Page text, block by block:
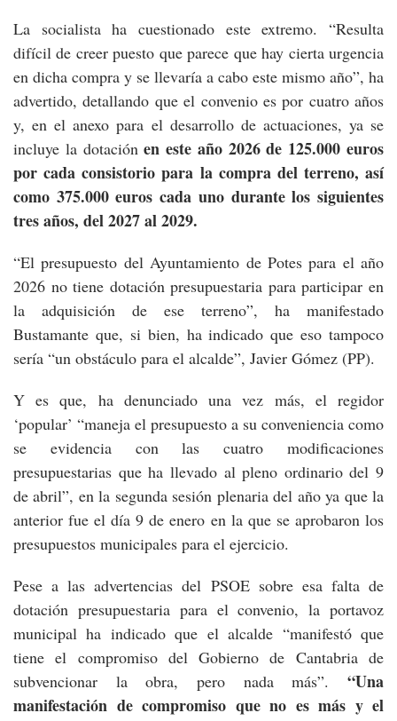
La socialista ha cuestionado este extremo. “Resulta
difícil de creer puesto que parece que hay cierta urgencia
en dicha compra y se llevaría a cabo este mismo año”, ha
advertido, detallando que el convenio es por cuatro años
y, en el anexo para el desarrollo de actuaciones, ya se
incluye la dotaciónen este año 2026 de 125.000 euros
por cada consistorio para la compra del terreno, así
como 375.000 euros cada uno durante los siguientes
tres años, del 2027 al 2029.
“El presupuesto del Ayuntamiento de Potes para el año
2026 no tiene dotación presupuestaria para participar en
la adquisición de ese terreno”, ha manifestado
Bustamante que, si bien, ha indicado que eso tampoco
sería “un obstáculo para el alcalde”, Javier Gómez (PP).
Y es que, ha denunciado una vez más, el regidor
‘popular’ “maneja el presupuesto a su conveniencia como
se evidencia con las cuatro modificaciones
presupuestarias que ha llevado al pleno ordinario del 9
de abril”, en la segunda sesión plenaria del año ya que la
anterior fue el día 9 de enero en la que se aprobaron los
presupuestos municipales para el ejercicio.
Pese a las advertencias del PSOE sobre esa falta de
dotación presupuestaria para el convenio, la portavoz
municipal ha indicado que el alcalde “manifestó que
tiene el compromiso del Gobierno de Cantabria de
subvencionar la obra, pero nada más”. “Una
manifestación de compromiso que no es más y el